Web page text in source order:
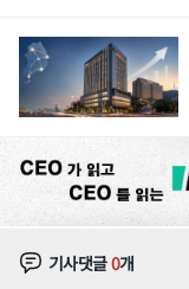
기사댓글0개